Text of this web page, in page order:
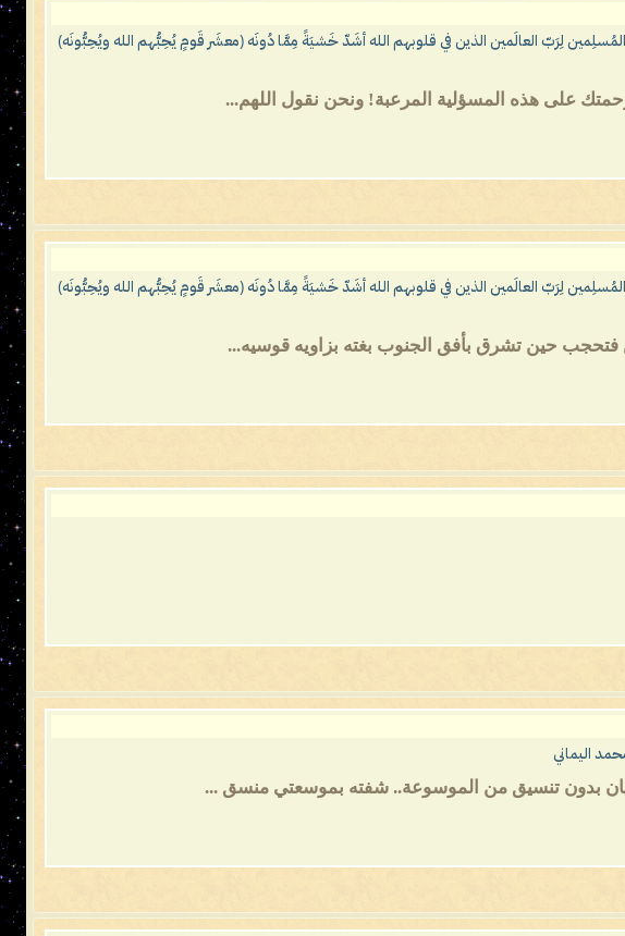
لِرَبّ العالَمين الذين في قلوبهم الله أشَدّ خَشيَةً مِمَّا دُونَه (معشَر قَومٍ يُحِبُّهم الله ويُحِبُّونَه)
على هذه المسؤلية المرعبة! ونحن نقول اللهم...
لِرَبّ العالَمين الذين في قلوبهم الله أشَدّ خَشيَةً مِمَّا دُونَه (معشَر قَومٍ يُحِبُّهم الله ويُحِبُّونَه)
فتحجب حين تشرق بأفق الجنوب بغته بزاويه قوسيه...
اليماني
بدون تنسيق من الموسوعة.. شفته بموسعتي منسق ...